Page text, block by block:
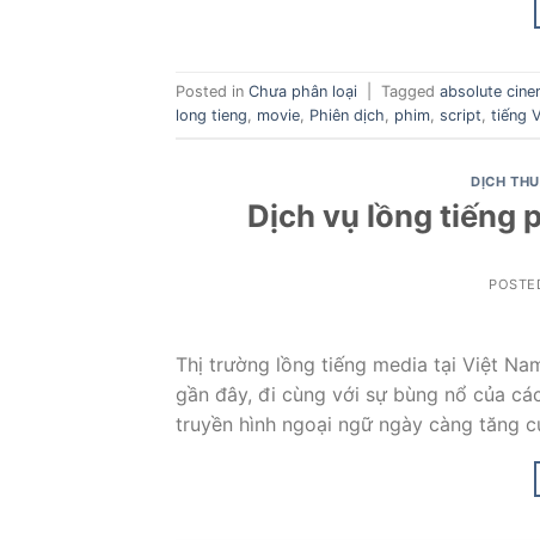
Posted in Chưa phân loại Tagged absolute
long tieng, movie, Phiên dịch, phim, script, tiếng
DỊCH
Dịch vụ lồng tiếng
Thị trường lồng tiếng media tại Việt
gần đây, đi cùng với sự bùng nổ của
truyền hình ngoại ngữ ngày càng tăng